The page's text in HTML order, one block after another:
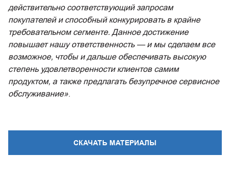
действительно соответствующий запросам
покупателей и способный конкурировать в крайне
требовательном сегменте. Данное достижение
повышает нашу ответственность — и мы сделаем все
возможное, чтобы и дальше обеспечивать высокую
степень удовлетворенности клиентов самим
продуктом, а также предлагать безупречное сервисное
обслуживание»
СКАЧАТЬ МАТЕРИАЛЫ